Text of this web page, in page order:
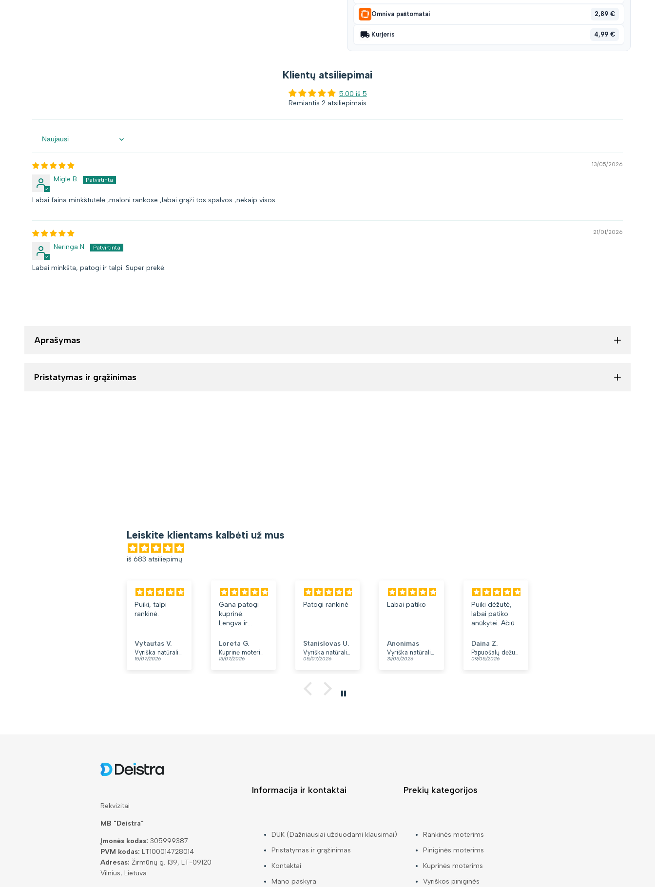
Omniva paštomatai 2,89 €
Kurjeris 4,99 €
Klientų atsiliepimai
5.00 iš 5
Remiantis 2 atsiliepimais
Sort by
13/05/2026
Migle B.
Labai faina minkštutėlė ,maloni rankose ,labai grąži tos spalvos ,nekaip visos
21/01/2026
Neringa N.
Labai minkšta, patogi ir talpi. Super prekė.
Aprašymas
Pristatymas ir grąžinimas
Leiskite klientams kalbėti už mus
iš 683 atsiliepimų
Gana patogi
kuprinė.
Patinka, kad
yra du skyriai.
👍
Loreta G.
13/07/2026
Patogi rankinė
Stanislovas U.
05/07/2026
Labai patiko
Anonimas
31/05/2026
Puiki dėžutė,
Daina Z.
09/05/2026
Labai tiko ir
patiko👍
Anonimas
07/05/2026
Rekvizitai
MB "Deistra"
Įmonės kodas: 305999387
PVM kodas: LT100014728014
Adresas: Žirmūnų g. 139, LT-09120
Vilnius, Lietuva
Informacija ir kontaktai
DUK (Dažniausiai užduodami klausimai)
Pristatymas ir grąžinimas
Kontaktai
Mano paskyra
Prekių kategorijos
Rankinės moterims
Piniginės moterims
Kuprinės moterims
Vyriškos piniginės